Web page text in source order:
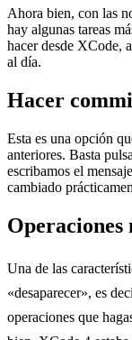
Ahora bien, con las
hay algunas tareas
hacer desde XCode,
al día.
Hacer
Esta es una opción
anteriores. Basta
escribamos el
cambiado
Operaciones
Una de las
«desaparecer», es
operaciones que